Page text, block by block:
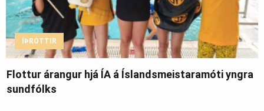
ÍÞRÓTTIR
Flottur árangur hjá ÍA á Íslandsmeistaramóti yngra
sundfólks